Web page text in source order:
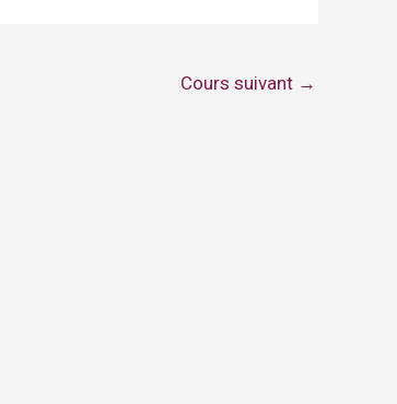
Cours suivant →